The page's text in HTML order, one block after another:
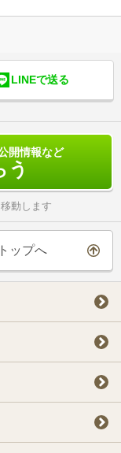
LINEで送る
開情報など
う
動します
ップへ